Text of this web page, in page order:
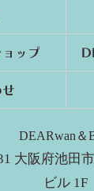
ップ
DEARwan＆
大阪府池田
ビル 1F